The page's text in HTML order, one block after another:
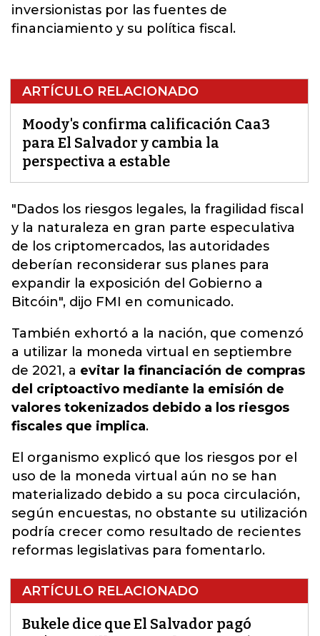
inversionistas por las fuentes de
financiamiento y su política fiscal.
ARTÍCULO RELACIONADO
Moody's confirma calificación Caa3
para El Salvador y cambia la
perspectiva a estable
"Dados los riesgos legales, la fragilidad fiscal
y la naturaleza en gran parte especulativa
de los criptomercados, las autoridades
deberían reconsiderar sus planes para
expandir la exposición del Gobierno a
Bitcóin", dijo FMI en comunicado.
También exhortó a la nación, que comenzó
a utilizar la moneda virtual en septiembre
de 2021, a evitar la financiación de compras
del criptoactivo mediante la emisión de
valores tokenizados debido a los riesgos
fiscales que implica.
El organismo explicó que los riesgos por el
uso de la moneda virtual aún no se han
materializado debido a su poca circulación,
según encuestas, no obstante su utilización
podría crecer como resultado de recientes
reformas legislativas para fomentarlo.
ARTÍCULO RELACIONADO
Bukele dice que El Salvador pagó